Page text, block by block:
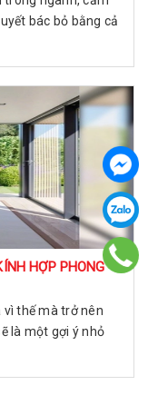
bác bỏ bằng cả
HỢP PHONG
vì thế mà trở nên
là một gợi ý nhỏ